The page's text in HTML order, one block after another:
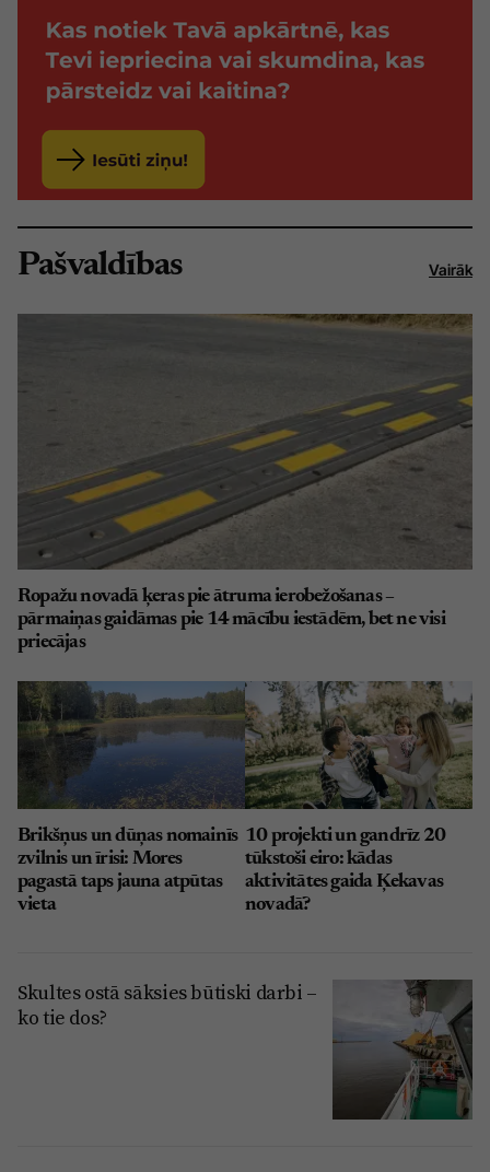
Pašvaldības Vairāk
Ropažu novadā ķeras pie ātruma ierobežošanas –
pārmaiņas gaidāmas pie 14 mācību iestādēm, bet ne visi
priecājas
Brikšņus un dūņas nomainīs
zvilnis un īrisi: Mores
pagastā taps jauna atpūtas
vieta
10 projekti un gandrīz 20
tūkstoši eiro: kādas
aktivitātes gaida Ķekavas
novadā?
Skultes ostā sāksies būtiski darbi –
ko tie dos?